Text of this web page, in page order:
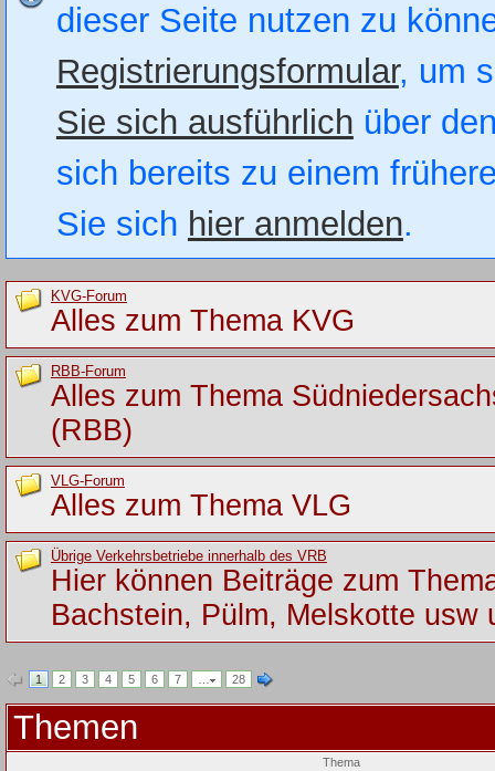
dieser Seite nutzen zu
Registrierungsformular, um
Sie sich ausführlich über
sich bereits zu einem
Sie sich hier anmelden.
KVG-Forum
Alles zum Thema KVG
RBB-Forum
Alles zum Thema
(RBB)
VLG-Forum
Alles zum Thema VLG
Übrige Verkehrsbetriebe innerhalb des VRB
Hier können Beiträge zum
Bachstein, Pülm, Melskotte usw
1 2 3 4 5 6 7 … 28
Themen
Thema